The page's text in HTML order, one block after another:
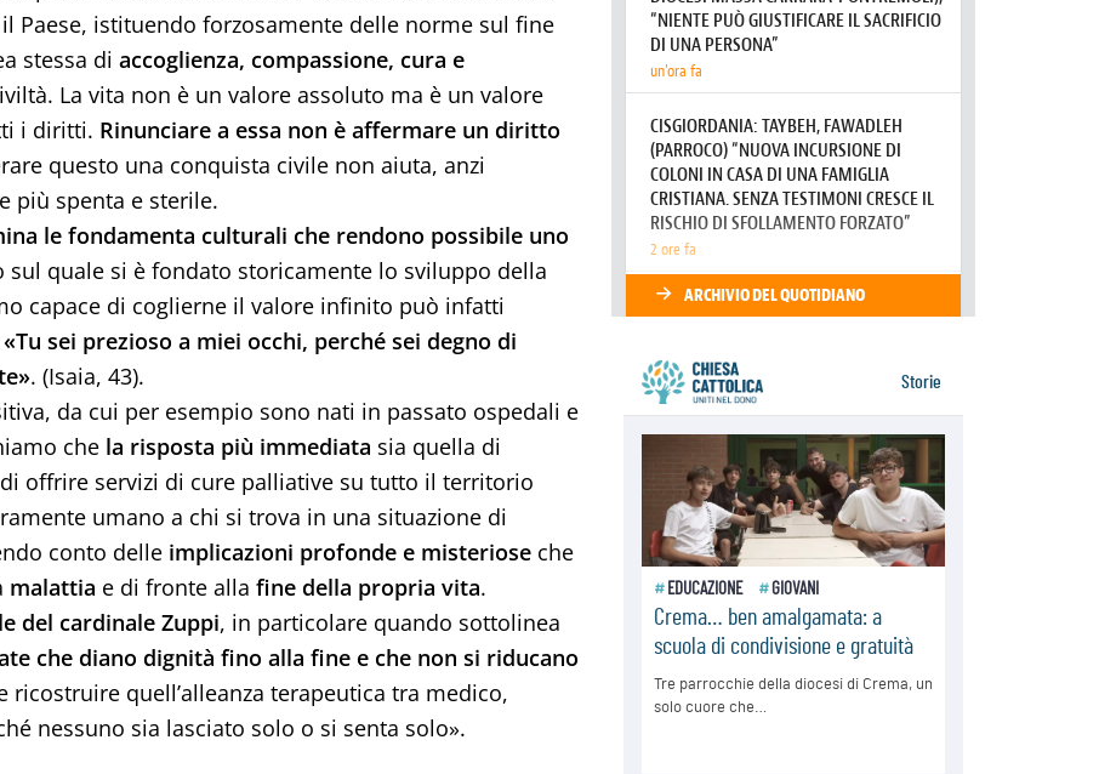
Paese, istituendo forzosamente delle norme sul fine
stessa di accoglienza, compassione, cura e
La vita non è un valore assoluto ma è un valore
i diritti. Rinunciare a essa non è affermare un diritto
questo una conquista civile non aiuta, anzi
più spenta e sterile.
le fondamenta culturali che rendono possibile uno
sul quale si è fondato storicamente lo sviluppo della
capace di coglierne il valore infinito può infatti
«Tu sei prezioso a miei occhi, perché sei degno di
. (Isaia, 43).
da cui per esempio sono nati in passato ospedali e
che la risposta più immediata sia quella di
offrire servizi di cure palliative su tutto il territorio
umano a chi si trova in una situazione di
conto delle implicazioni profonde e misteriose che
malattia e di fronte alla fine della propria vita.
del cardinale Zuppi, in particolare quando sottolinea
che diano dignità fino alla fine e che non si riducano
ricostruire quell’alleanza terapeutica tra medico,
nessuno sia lasciato solo o si senta solo».
Il Papa con i giovani ad Assisi:
costruire la civiltà dell'amore non
delle contrapposizioni
Hiroshima e Nagasaki, 81 anni
preghiera per la pace"
06.08.2026
Santa Maria degli Angeli, quando un
Santuario custodisce le origini
06.08.2026
Roma tra nuove tensioni e raid nel
sud